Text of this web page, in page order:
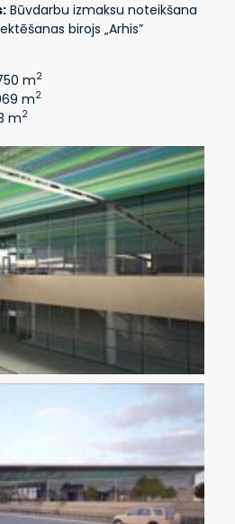
Būvdarbu izmaksu noteikšana
birojs „Arhis”
m2
m2
m2